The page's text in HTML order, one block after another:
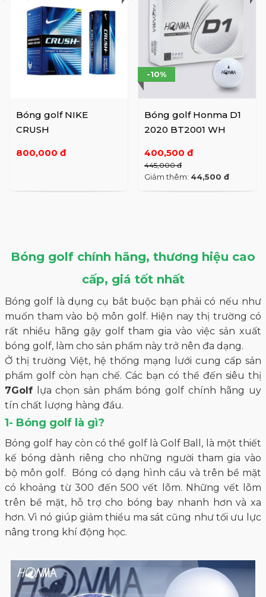
Bóng golf NIKE
CRUSH
800,000 đ
Bóng golf Honma D1
2020 BT2001 WH
400,500 đ
445,000 đ
-10%
Giảm thêm: 44,500 đ
Bóng golf chính hãng, thương hiệu cao
cấp, giá tốt nhất
Bóng golf là dụng cụ bắt buộc bạn phải có nếu như
muốn tham vào bộ môn golf. Hiện nay thị trường có
rất nhiều hãng gậy golf tham gia vào việc sản xuất
bóng golf, làm cho sản phẩm này trở nên đa dạng.
Ở thị trường Việt, hệ thống mạng lưới cung cấp sản
phẩm golf còn hạn chế. Các bạn có thể đến siêu thị
7Golf lựa chọn sản phẩm bóng golf chính hãng uy
tín chất lượng hàng đầu.
1- Bóng golf là gì?
Bóng golf hay còn có thể golf là Golf Ball, là một thiết
kế bóng dành riêng cho những người tham gia vào
bộ môn golf. Bóng có dạng hình cầu và trên bề mặt
có khoảng từ 300 đến 500 vết lõm. Những vết lõm
trên bề mặt, hỗ trợ cho bóng bay nhanh hơn và xa
hơn. Vì nó giúp giảm thiểu ma sát cũng như tối ưu lực
nâng trong khí động học.